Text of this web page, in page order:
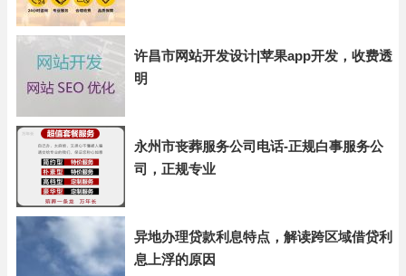
许昌市网站开发设计|苹果app开发，收费透
明
永州市丧葬服务公司电话-正规白事服务公
司，正规专业
异地办理贷款利息特点，解读跨区域借贷利
息上浮的原因